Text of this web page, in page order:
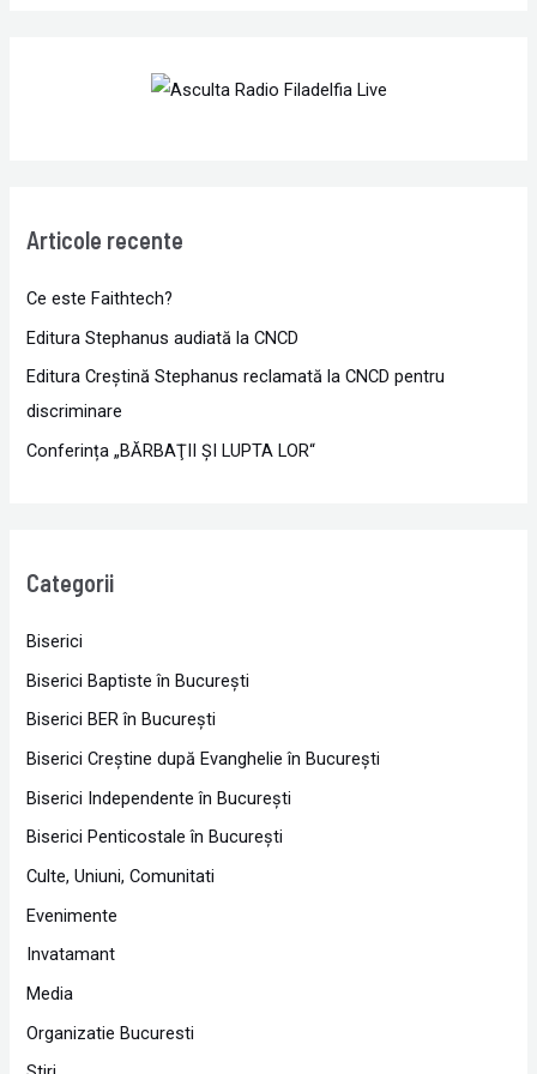
Articole recente
Ce este Faithtech?
Editura Stephanus audiată la CNCD
Editura Creștină Stephanus reclamată la CNCD pentru
discriminare
Conferința „BĂRBAŢII ŞI LUPTA LOR“
Categorii
Biserici
Biserici Baptiste în Bucureşti
Biserici BER în Bucureşti
Biserici Creştine după Evanghelie în Bucureşti
Biserici Independente în Bucureşti
Biserici Penticostale în Bucureşti
Culte, Uniuni, Comunitati
Evenimente
Invatamant
Media
Organizatie Bucuresti